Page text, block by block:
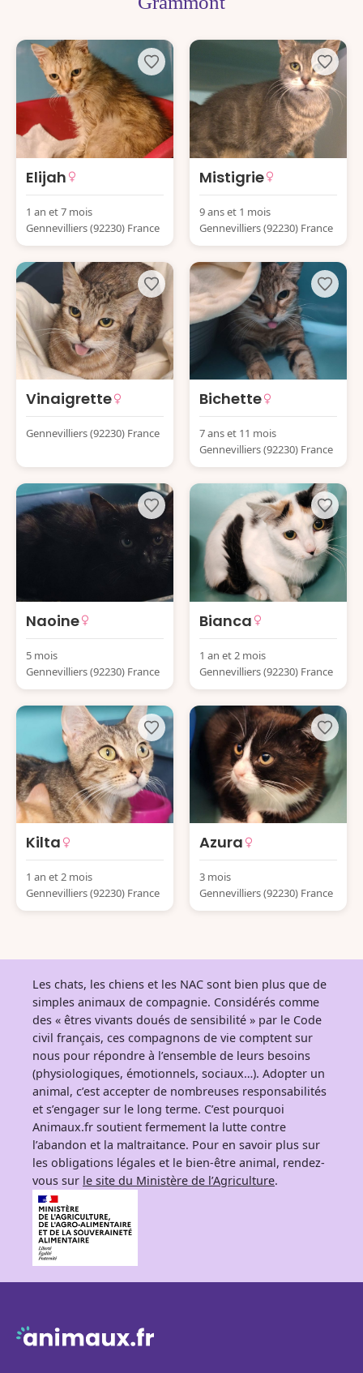
Elijah
1 an et 7 mois
Gennevilliers (92230) France
Mistigrie
9 ans et 1 mois
Gennevilliers (92230) France
Vinaigrette
Gennevilliers (92230) France
Bichette
7 ans et 11 mois
Gennevilliers (92230) France
Naoine
5 mois
Gennevilliers (92230) France
Bianca
1 an et 2 mois
Gennevilliers (92230) France
Kilta
1 an et 2 mois
Gennevilliers (92230) France
Azura
3 mois
Gennevilliers (92230) France
Les chats, les chiens et les NAC sont bien plus que de
simples animaux de compagnie. Considérés comme
des « êtres vivants doués de sensibilité » par le Code
civil français, ces compagnons de vie comptent sur
nous pour répondre à l’ensemble de leurs besoins
(physiologiques, émotionnels, sociaux…). Adopter un
animal, c’est accepter de nombreuses responsabilités
et s’engager sur le long terme. C’est pourquoi
Animaux.fr soutient fermement la lutte contre
l’abandon et la maltraitance. Pour en savoir plus sur
les obligations légales et le bien-être animal, rendez-
vous sur le site du Ministère de l’Agriculture.